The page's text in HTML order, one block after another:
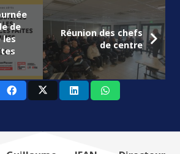
de
les
Réunion des chefs
de centre